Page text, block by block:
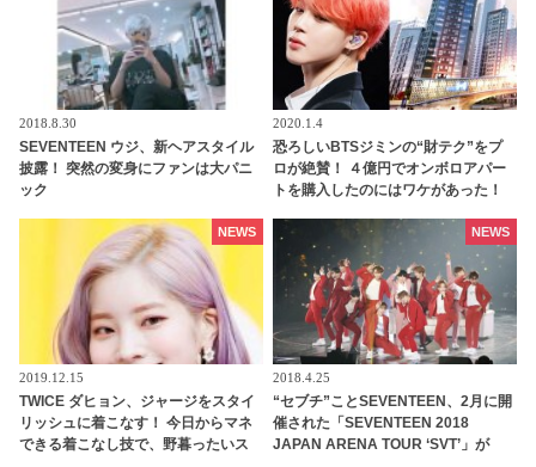
2018.8.30
SEVENTEEN ウジ、新ヘアスタイル
披露！ 突然の変身にファンは大パニ
ック
2020.1.4
恐ろしいBTSジミンの“財テク”をプ
ロが絶賛！ ４億円でオンボロアパー
トを購入したのにはワケがあった！
地主になるってホント？
2019.12.15
TWICE ダヒョン、ジャージをスタイ
リッシュに着こなす！ 今日からマネ
できる着こなし技で、野暮ったいス
NEWS
2018.4.25
“セブチ”ことSEVENTEEN、2月に開
催された「SEVENTEEN 2018
JAPAN ARENA TOUR ‘SVT’」が
NEWS